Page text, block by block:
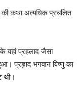
की कथा अत्यधिक प्रचलित
यहां प्रहलाद जैसा
प्रह्लाद भगवान विष्णु का
थी।